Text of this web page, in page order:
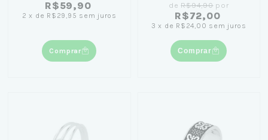
R$59,90
2 x de R$29,95 sem juros
Comprar
deR$94,90por
R$72,00
3 x de R$24,00 sem juros
Comprar